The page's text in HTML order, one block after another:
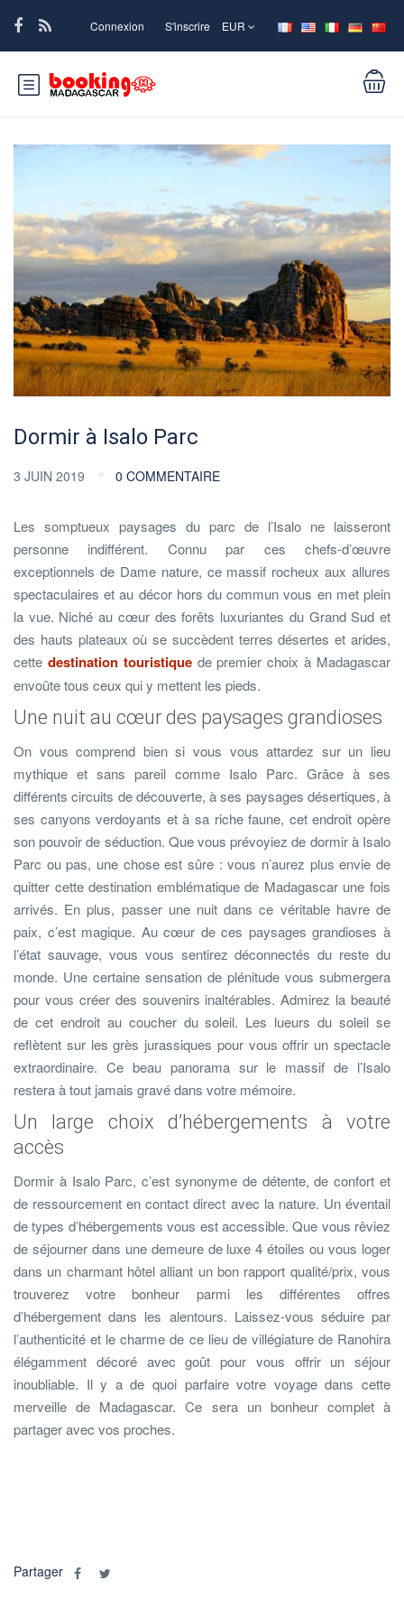
Connexion S'inscrire EUR
Dormir à Isalo Parc
3 JUIN 2019 0 COMMENTAIRE
Les somptueux paysages du parc de l’Isalo ne laisseront
personne indifférent. Connu par ces chefs-d’œuvre
exceptionnels de Dame nature, ce massif rocheux aux allures
spectaculaires et au décor hors du commun vous en met plein
la vue. Niché au cœur des forêts luxuriantes du Grand Sud et
des hauts plateaux où se succèdent terres désertes et arides,
cette destination touristiquede premier choix à Madagascar
envoûte tous ceux qui y mettent les pieds.
Une nuit au cœur des paysages grandioses
On vous comprend bien si vous vous attardez sur un lieu
mythique et sans pareil comme Isalo Parc. Grâce à ses
différents circuits de découverte, à ses paysages désertiques, à
ses canyons verdoyants et à sa riche faune, cet endroit opère
son pouvoir de séduction. Que vous prévoyiez de dormir à Isalo
Parc ou pas, une chose est sûre : vous n’aurez plus envie de
quitter cette destination emblématique de Madagascar une fois
arrivés. En plus, passer une nuit dans ce véritable havre de
paix, c’est magique. Au cœur de ces paysages grandioses à
l’état sauvage, vous vous sentirez déconnectés du reste du
monde. Une certaine sensation de plénitude vous submergera
pour vous créer des souvenirs inaltérables. Admirez la beauté
de cet endroit au coucher du soleil. Les lueurs du soleil se
reflètent sur les grès jurassiques pour vous offrir un spectacle
extraordinaire. Ce beau panorama sur le massif de l’Isalo
restera à tout jamais gravé dans votre mémoire.
Un large choix d’hébergements à votre
accès
Dormir à Isalo Parc, c’est synonyme de détente, de confort et
de ressourcement en contact direct avec la nature. Un éventail
de types d’hébergements vous est accessible. Que vous rêviez
de séjourner dans une demeure de luxe 4 étoiles ou vous loger
dans un charmant hôtel alliant un bon rapport qualité/prix, vous
trouverez votre bonheur parmi les différentes offres
d’hébergement dans les alentours. Laissez-vous séduire par
l’authenticité et le charme de ce lieu de villégiature de Ranohira
élégamment décoré avec goût pour vous offrir un séjour
inoubliable. Il y a de quoi parfaire votre voyage dans cette
merveille de Madagascar. Ce sera un bonheur complet à
partager avec vos proches.
Partager